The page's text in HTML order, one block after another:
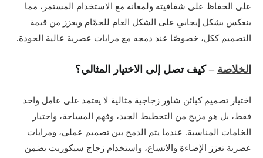
على الحفاظ على شفافيته ولمعانه مع الاستخدام المستمر، مما
ينعكس بشكل إيجابي على الشكل العام للحمّام ويعزز من قيمة
التصميم ككل، خصوصًا عند دمجه مع مرايات عصرية عالية الجودة.
الخلاصة – كيف تصل إلى الاختيار المثالي؟
اختيار تصميم كبائن شاور زجاجية مثالية لا يعتمد على عامل واحد
فقط، بل هو مزيج من التخطيط الجيد، وفهم المساحة، واختيار
الخامات المناسبة. عندما يتم الدمج بين تصميم عملي، ومرايات
عصرية تعزز الإضاءة والاتساع، واستخدام زجاج سيكوريت يضمن